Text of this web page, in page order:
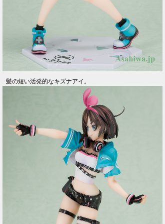
髪の短い活発的なキズナアイ。